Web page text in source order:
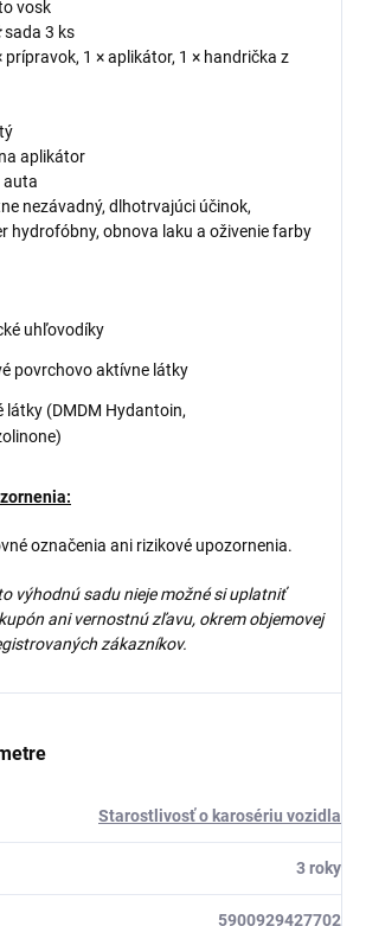
vosk
sada 3 ks
prípravok, 1 × aplikátor, 1 × handrička z
na aplikátor
nezávadný, dlhotrvajúci účinok,
hydrofóbny, obnova laku a oživenie farby
uhľovodíky
povrchovo aktívne látky
látky (DMDM Hydantoin,
označenia ani rizikové upozornenia.
výhodnú sadu nieje možné si uplatniť
ani vernostnú zľavu, okrem objemovej
zákazníkov.
Starostlivosť o karosériu vozidla
3 roky
5900929427702